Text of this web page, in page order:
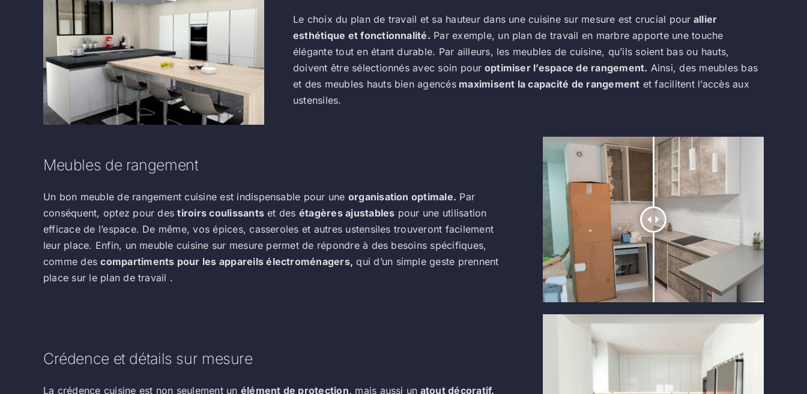
Le choix du plan de travail et sa hauteur dans une cuisine sur mesure est crucial pour allier
esthétique et fonctionnalité. Par exemple, un plan de travail en marbre apporte une touche
élégante tout en étant durable. Par ailleurs, les meubles de cuisine, qu’ils soient bas ou hauts,
doivent être sélectionnés avec soin pour optimiser l’espace de rangement. Ainsi, des meubles bas
et des meubles hauts bien agencésmaximisent la capacité de rangement et facilitent l’accès aux
ustensiles.
Meubles de rangement
Un bon meuble de rangement cuisine est indispensable pour une organisation optimale. Par
conséquent, optez pour destiroirs coulissants et des étagères ajustables pour une utilisation
efficace de l’espace. De même, vos épices, casseroles et autres ustensiles trouveront facilement
leur place. Enfin, un meuble cuisine sur mesure permet de répondre à des besoins spécifiques,
comme descompartiments pour les appareils électroménagers, qui d’un simple geste prennent
place sur le plan de travail .
Crédence et détails sur mesure
La crédence cuisine est non seulement un élément de protection, mais aussi un atout décoratif.